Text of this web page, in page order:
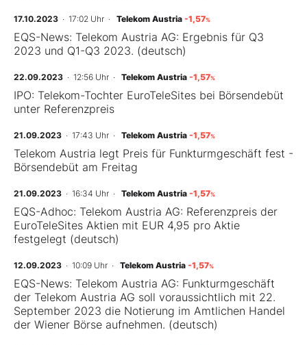
17.10.2023 · 17:02 Uhr · Telekom Austria -1,57%
EQS-News: Telekom Austria AG: Ergebnis für Q3
2023 und Q1-Q3 2023. (deutsch)
22.09.2023 · 12:56 Uhr · Telekom Austria -1,57%
IPO: Telekom-Tochter EuroTeleSites bei Börsendebüt
unter Referenzpreis
21.09.2023 · 17:43 Uhr · Telekom Austria -1,57%
Telekom Austria legt Preis für Funkturmgeschäft fest -
Börsendebüt am Freitag
21.09.2023 · 16:34 Uhr · Telekom Austria -1,57%
EQS-Adhoc: Telekom Austria AG: Referenzpreis der
EuroTeleSites Aktien mit EUR 4,95 pro Aktie
festgelegt (deutsch)
12.09.2023 · 10:09 Uhr · Telekom Austria -1,57%
EQS-News: Telekom Austria AG: Funkturmgeschäft
der Telekom Austria AG soll voraussichtlich mit 22.
September 2023 die Notierung im Amtlichen Handel
der Wiener Börse aufnehmen. (deutsch)